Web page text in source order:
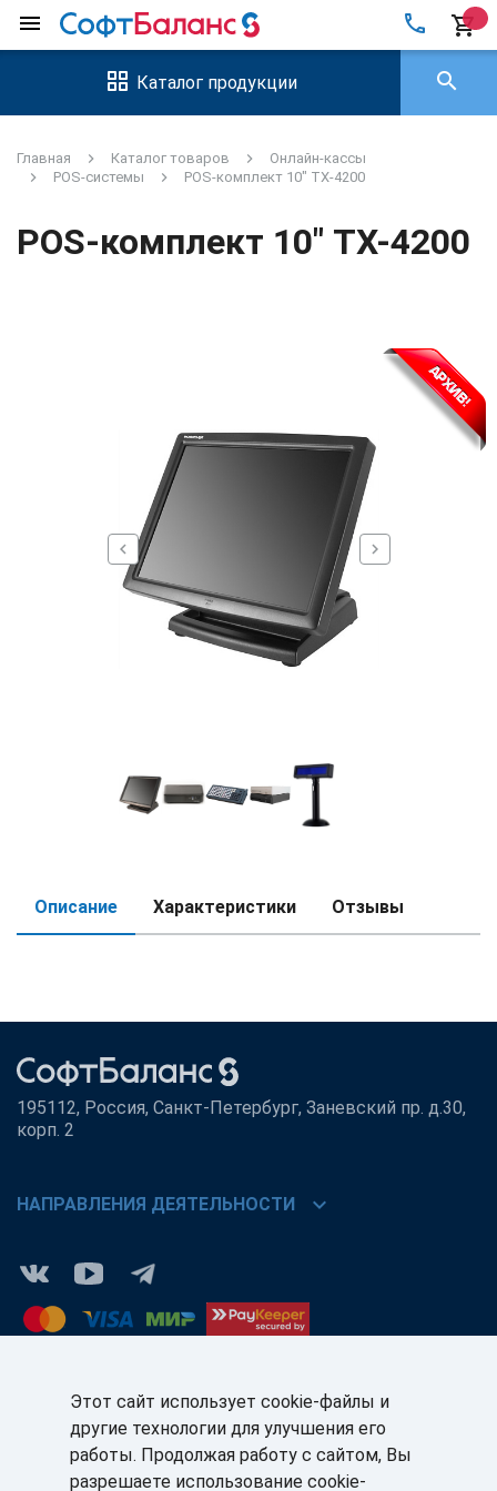
menu local_phone shopping_cart
Каталог продукции search
Главная Каталог товаров
Онлайн-кассы
POS-системы
POS-комплект 10" TX-4200
chevron_left chevron_right
POS-комплект 10" TX-4200
Описание Характеристики Отзывы
195112, Россия, Санкт-Петербург, Заневский пр. д.30,
корп. 2
НАПРАВЛЕНИЯ ДЕЯТЕЛЬНОСТИ chevron_right
КЛИЕНТАМ:
+7 (812) 327-5141
ПАРТНЁРАМ:
+7 (812) 327-5025
Этот сайт использует cookie-файлы и
другие технологии для улучшения его
работы. Продолжая работу с сайтом, Вы
разрешаете использование cookie-